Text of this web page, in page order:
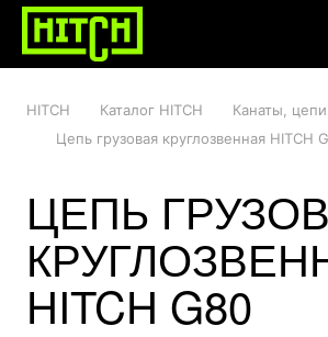
HITCH Каталог HITCH Канаты,
Цепь грузовая круглозвенная HITCH
ЦЕПЬ
HITCH G80